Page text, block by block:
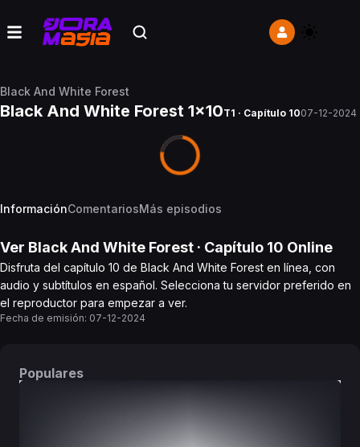
Black And White Forest
Black And White Forest 1x10T1 · Capítulo 1007-12-2024
InformaciónComentariosMás episodios
Ver Black And White Forest · Capítulo 10 Online
Disfruta del capítulo 10 de Black And White Forest en línea, con
audio y subtítulos en español. Selecciona tu servidor preferido en
el reproductor para empezar a ver.
Fecha de emisión: 07-12-2024
Populares